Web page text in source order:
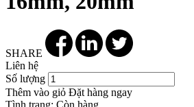
SHARE
Liên hệ
Số lượng
Thêm vào giỏ Đặt hàng ngay
Tình trạng: Còn hàng